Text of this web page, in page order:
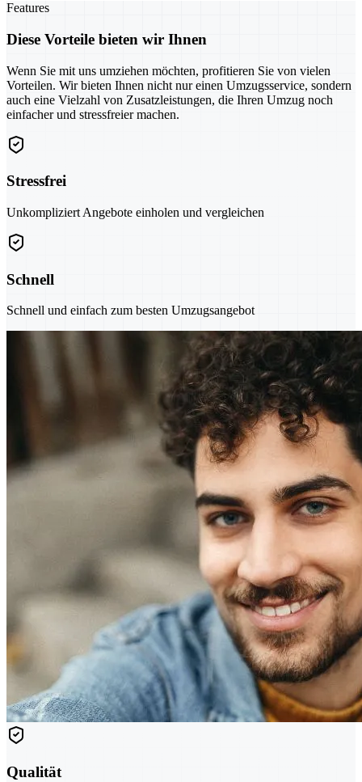
Features
Diese Vorteile bieten wir Ihnen
Wenn Sie mit uns umziehen möchten, profitieren Sie von vielen
Vorteilen. Wir bieten Ihnen nicht nur einen Umzugsservice, sondern
auch eine Vielzahl von Zusatzleistungen, die Ihren Umzug noch
einfacher und stressfreier machen.
Stressfrei
Unkompliziert Angebote einholen und vergleichen
Schnell
Schnell und einfach zum besten Umzugsangebot
Qualität